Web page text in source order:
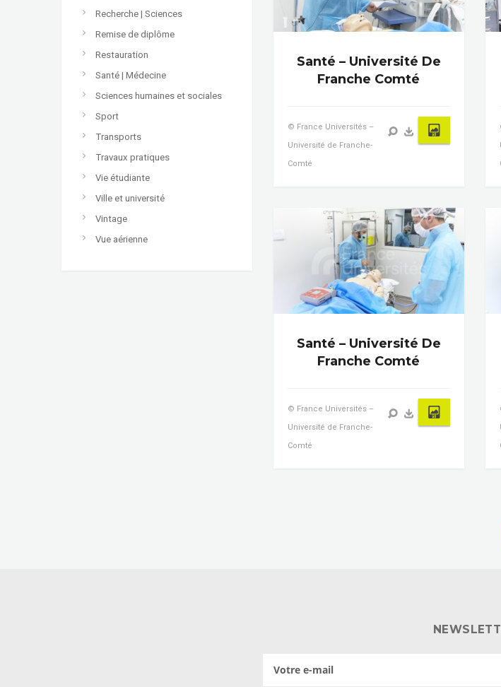
Recherche | Sciences
Remise de diplôme
Restauration
Santé | Médecine
Sciences humaines et sociales
Sport
Transports
Travaux pratiques
Vie étudiante
Ville et université
Vintage
Vue aérienne
Santé – Université De
Franche Comté
© France Universités –
Université de Franche-
Comté
Santé – Université De
Franche Comté
© France Universités –
Université de Franche-
Comté